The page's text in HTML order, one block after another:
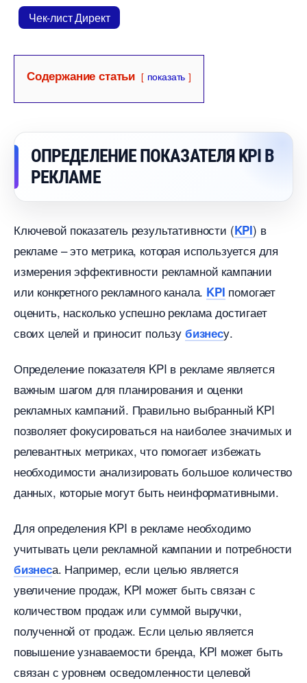
Чек-лист Директ
Содержание статьи показать
ОПРЕДЕЛЕНИЕ ПОКАЗАТЕЛЯ KPI
РЕКЛАМЕ
Ключевой показатель результативности (KPI)
рекламе – это метрика, которая используется для
измерения эффективности рекламной кампании
или конкретного рекламного канала. KPI помогает
оценить, насколько успешно реклама достигает
своих целей и приносит пользу изнесу.
Определение показателя KPI в рекламе является
ажным шагом для планирования и оценки
рекламных кампаний. Правильно выбранный KPI
позволяет фокусироваться на наиболее значимых и
релевантных метриках, что помогает избежать
необходимости анализировать большое количество
данных, которые могут быть неинформативными.
Для определения KPI в рекламе необходимо
учитывать цели рекламной кампании и потребности
изнеса. Например, если целью является
увеличение продаж, KPI может быть связан с
количеством продаж или суммой выручки,
полученной от продаж. Если целью является
повышение узнаваемости бренда, KPI может быть
связан с уровнем осведомленности целевой